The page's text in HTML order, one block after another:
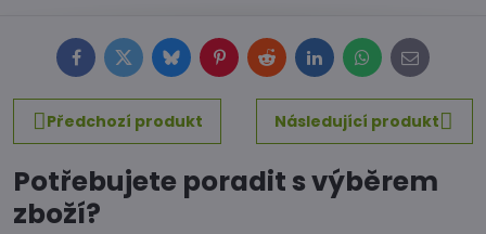
FacebookTwitterBlueskyPinterestRedditLinkedInWhatsApp
E-
mail
Předchozí produkt
Následující produkt
Potřebujete poradit s výběrem
zboží?